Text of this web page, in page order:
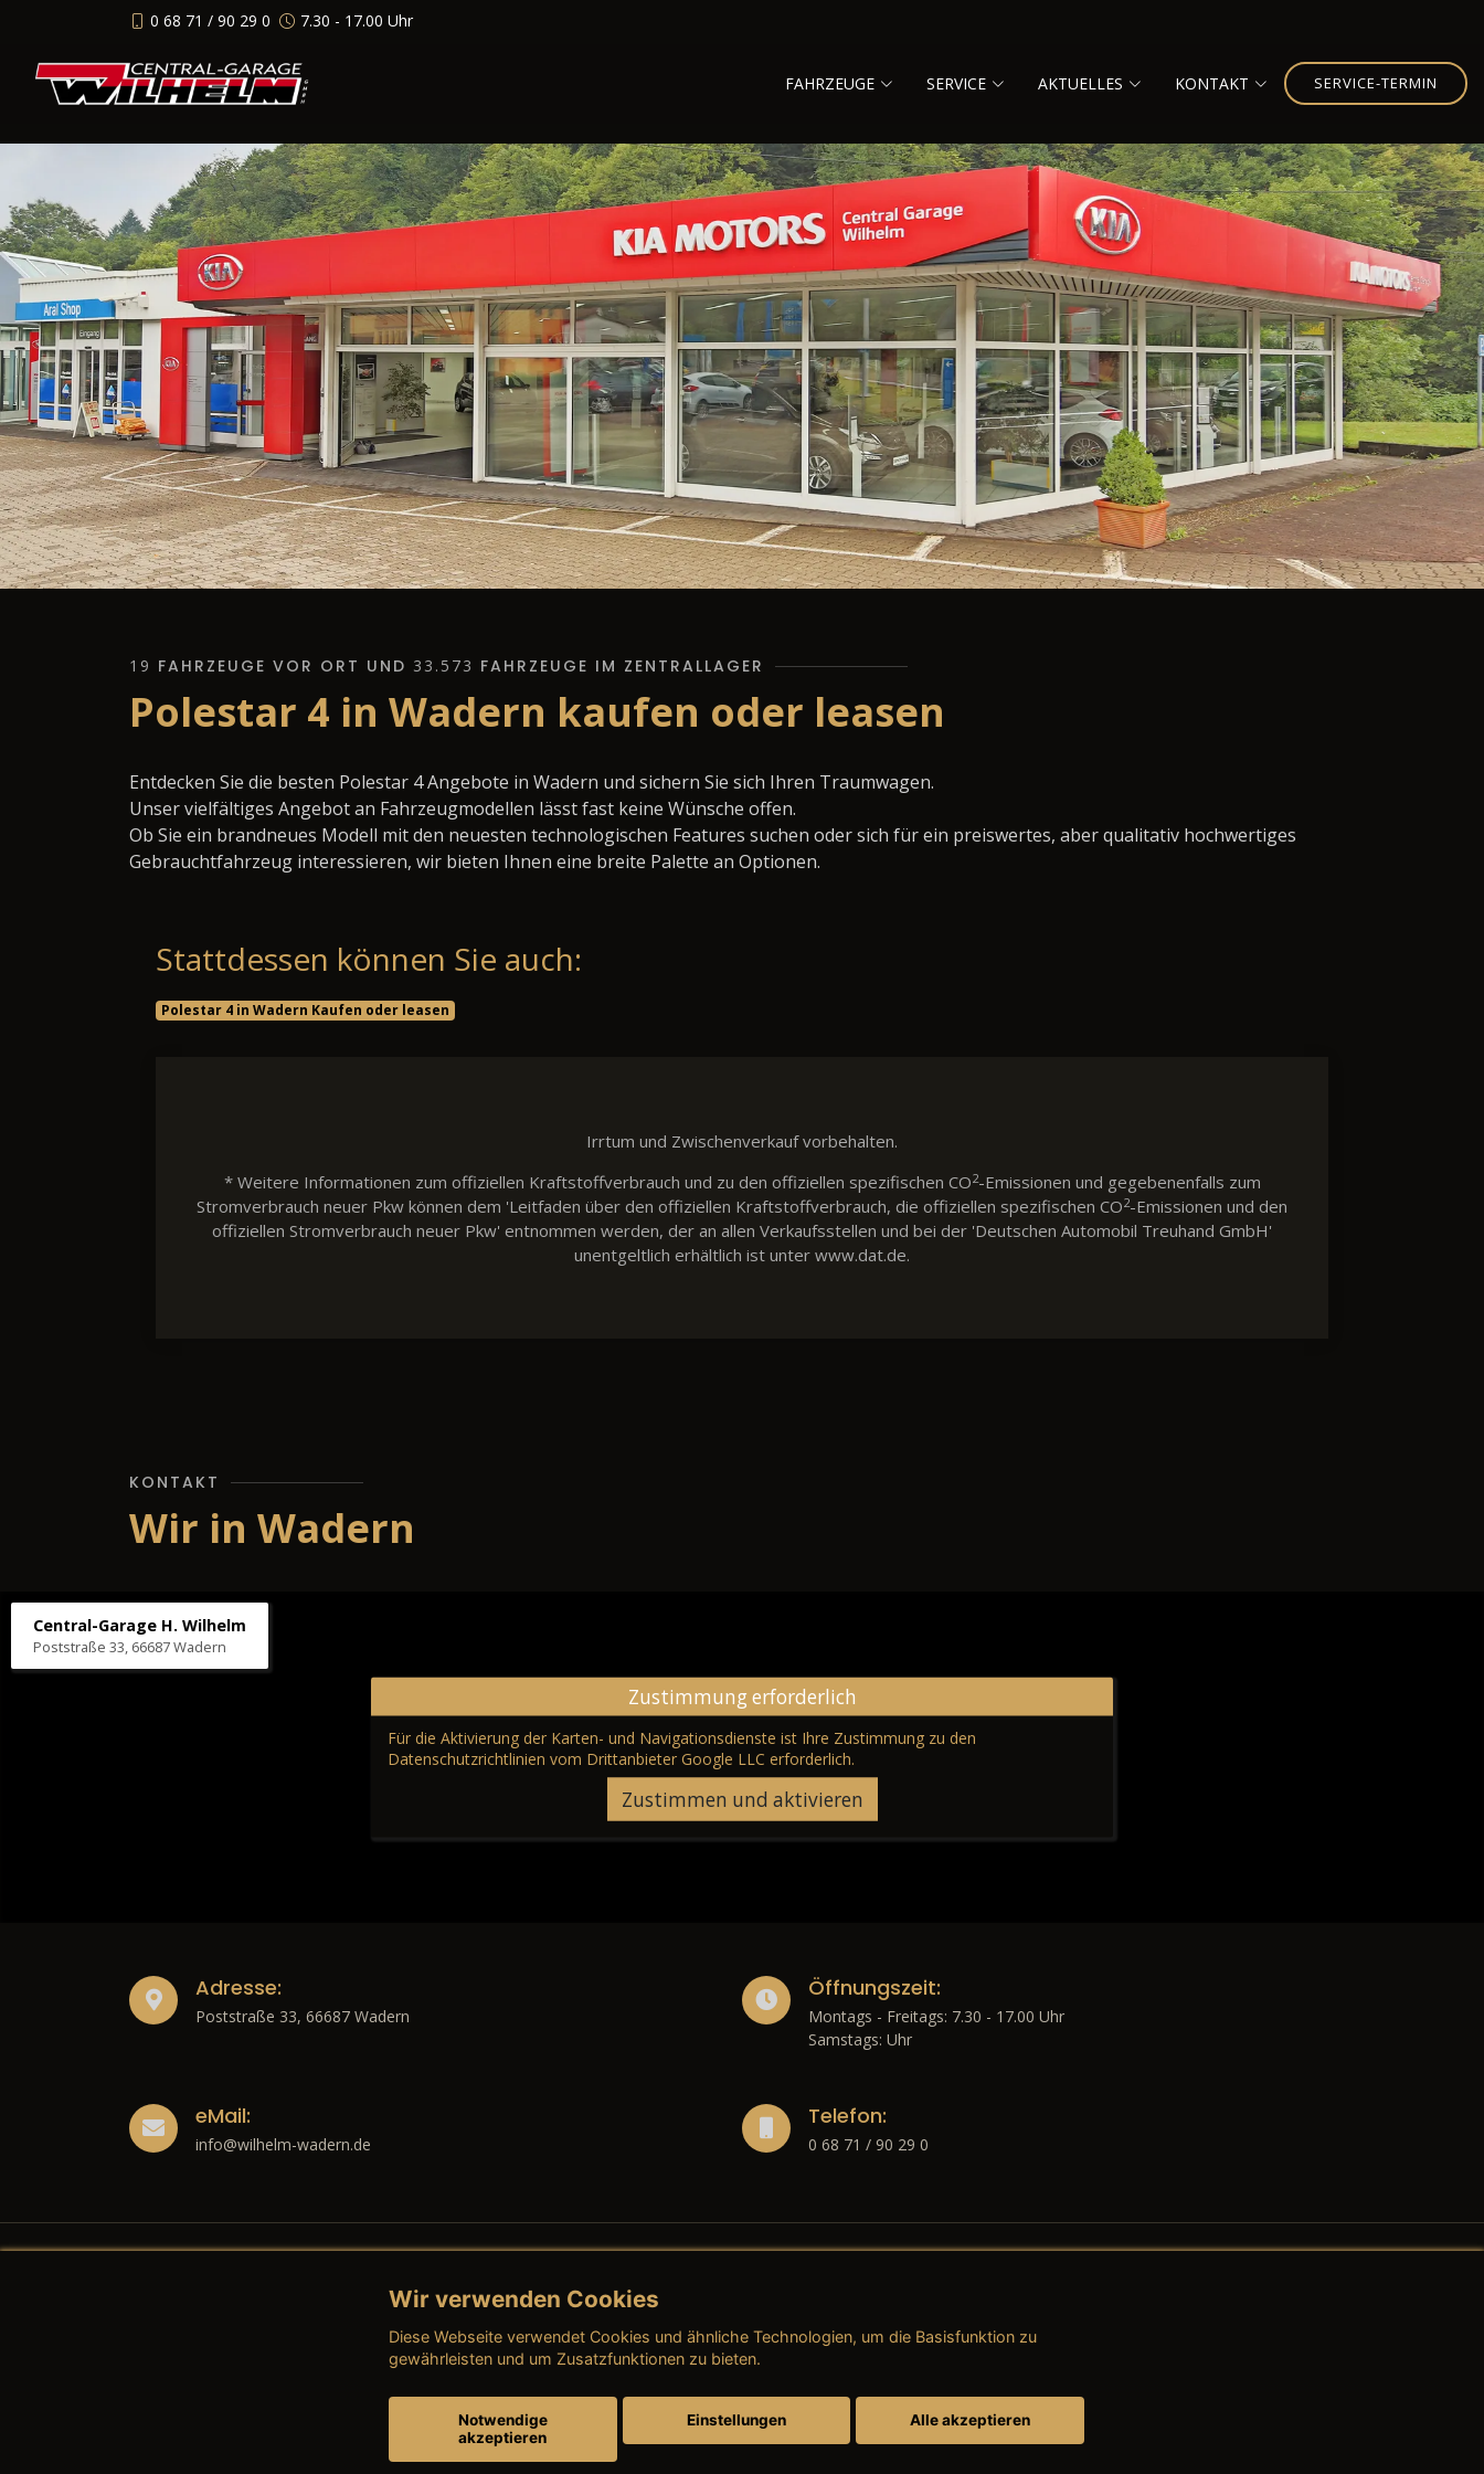
0 68 71 / 90 29 0 7.30 - 17.00 Uhr
FAHRZEUGE SERVICE AKTUELLES KONTAKT SERVICE-TERMIN
19 FAHRZEUGE VOR ORT UND 33.573 FAHRZEUGE IM ZENTRALLAGER
Polestar 4 in Wadern kaufen oder leasen
Entdecken Sie die besten Polestar 4 Angebote in Wadern und sichern Sie sich Ihren Traumwagen.
Unser vielfältiges Angebot an Fahrzeugmodellen lässt fast keine Wünsche offen.
Ob Sie ein brandneues Modell mit den neuesten technologischen Features suchen oder sich für ein preiswertes, aber qualitativ hochwertiges
Gebrauchtfahrzeug interessieren, wir bieten Ihnen eine breite Palette an Optionen.
Stattdessen können Sie auch:
Polestar 4 in Wadern Kaufen oder leasen
Irrtum und Zwischenverkauf vorbehalten.
* Weitere Informationen zum offiziellen Kraftstoffverbrauch und zu den offiziellen spezifischen CO2-Emissionen und gegebenenfalls zum
Stromverbrauch neuer Pkw können dem 'Leitfaden über den offiziellen Kraftstoffverbrauch, die offiziellen spezifischen CO2-Emissionen und den
offiziellen Stromverbrauch neuer Pkw' entnommen werden, der an allen Verkaufsstellen und bei der 'Deutschen Automobil Treuhand GmbH'
unentgeltlich erhältlich ist unter www.dat.de.
KONTAKT
Wir in Wadern
Central-Garage H. Wilhelm
Poststraße 33, 66687 Wadern
Zustimmung erforderlich
Für die Aktivierung der Karten- und Navigationsdienste ist Ihre Zustimmung zu den
Datenschutzrichtlinien vom Drittanbieter Google LLC erforderlich.
Zustimmen und aktivieren
Adresse:
Poststraße 33, 66687 Wadern
Öffnungszeit:
Montags - Freitags: 7.30 - 17.00 Uhr
Samstags: Uhr
eMail:
info@wilhelm-wadern.de
Telefon:
0 68 71 / 90 29 0
Rechtliches
→ Impressum
→ AGB (Neuwagen)
→ AGB (Teile & Zubehör)
Wir verwenden Cookies
Diese Webseite verwendet Cookies und ähnliche Technologien, um die Basisfunktion zu
gewährleisten und um Zusatzfunktionen zu bieten.
Notwendige
akzeptieren
Einstellungen Alle akzeptieren